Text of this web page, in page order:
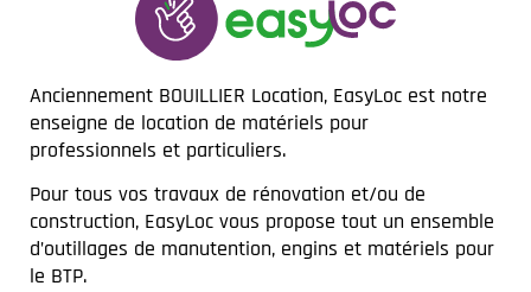
Anciennement BOUILLIER Location, EasyLoc est notre
enseigne de location de matériels pour
professionnels et particuliers.
Pour tous vos travaux de rénovation et/ou de
construction, EasyLoc vous propose tout un ensemble
d’outillages de manutention, engins et matériels pour
le BTP.